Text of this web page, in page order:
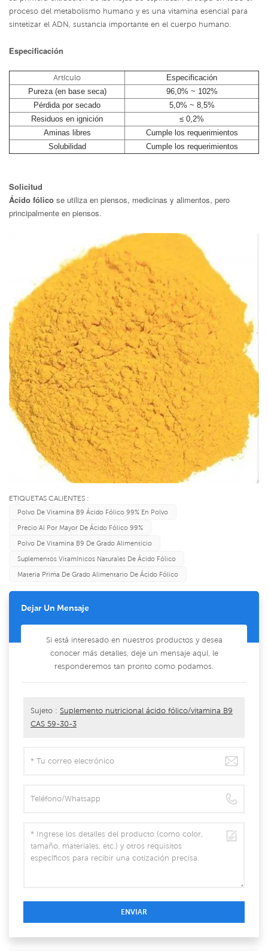
proceso del metabolismo humano y es una vitamina esencial para
sintetizar el ADN, sustancia importante en el cuerpo humano.
Especificación
Artículo
Especificación
Pureza (en base seca)
96,0% ~ 102%
Pérdida por secado
5,0% ~ 8,5%
Residuos en ignición
≤ 0,2%
Aminas libres
Cumple los requerimientos
Solubilidad
Cumple los requerimientos
Solicitud
Ácido fólico se utiliza en piensos, medicinas y alimentos, pero
principalmente en piensos.
ETIQUETAS CALIENTES :
Polvo De Vitamina B9 Ácido Fólico 99% En Polvo
Precio Al Por Mayor De Ácido Fólico 99%
Polvo De Vitamina B9 De Grado Alimenticio
Suplementos Vitamínicos Naturales De Ácido Fólico
Materia Prima De Grado Alimentario De Ácido Fólico
Dejar Un Mensaje
Si está interesado en nuestros productos y desea
conocer más detalles, deje un mensaje aquí, le
responderemos tan pronto como podamos.
Sujeto : Suplemento nutricional ácido fólico/vitamina B9
CAS 59-30-3
ENVIAR